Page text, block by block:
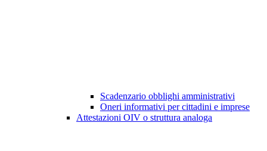
Scadenzario obblighi amministrativi
Oneri informativi per cittadini e imprese
Attestazioni OIV o struttura analoga